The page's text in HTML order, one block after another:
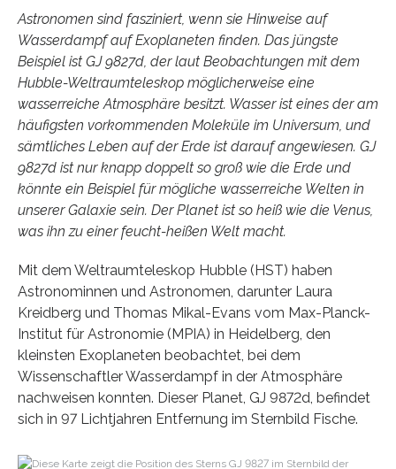
Astronomen sind fasziniert, wenn sie Hinweise auf
Wasserdampf auf Exoplaneten finden. Das jüngste
Beispiel ist GJ 9827d, der laut Beobachtungen mit dem
Hubble-Weltraumteleskop möglicherweise eine
wasserreiche Atmosphäre besitzt. Wasser ist eines der am
häufigsten vorkommenden Moleküle im Universum, und
sämtliches Leben auf der Erde ist darauf angewiesen. GJ
9827d ist nur knapp doppelt so groß wie die Erde und
könnte ein Beispiel für mögliche wasserreiche Welten in
unserer Galaxie sein. Der Planet ist so heiß wie die Venus,
was ihn zu einer feucht-heißen Welt macht.
Mit dem Weltraumteleskop Hubble (HST) haben
Astronominnen und Astronomen, darunter Laura
Kreidberg und Thomas Mikal-Evans vom Max-Planck-
Institut für Astronomie (MPIA) in Heidelberg, den
kleinsten Exoplaneten beobachtet, bei dem
Wissenschaftler Wasserdampf in der Atmosphäre
nachweisen konnten. Dieser Planet, GJ 9872d, befindet
sich in 97 Lichtjahren Entfernung im Sternbild Fische.